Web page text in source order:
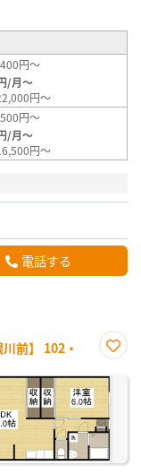
円～
/月～
円～
円～
/月～
円～
電話する
前】 102・
に入
り登
録